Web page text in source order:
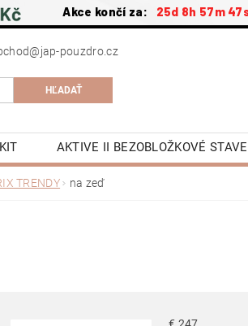
Akce končí za: 25d 8h 57m
pouzdro.cz
AKTIVE II BEZOBLOŽKOVÉ
JAP PRÍSLUŠENSTVO
TRENDY na zeď
€ 247